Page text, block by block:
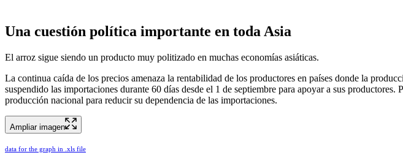
Una cuestión política importante en toda Asia
El arroz sigue siendo un producto muy politizado en muchas economías asiáticas.
La continua caída de los precios amenaza la rentabilidad de los productores en países donde la
suspendido las importaciones durante 60 días desde el 1 de septiembre para apoyar a sus productores.
producción nacional para reducir su dependencia de las importaciones.
Ampliar imagen
data for the graph in .xls file